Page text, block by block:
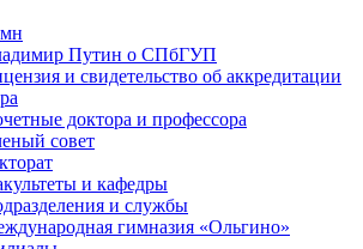
Путин о СПбГУП
и свидетельство об аккредитации
доктора и профессора
совет
и кафедры
и службы
гимназия «Ольгино»